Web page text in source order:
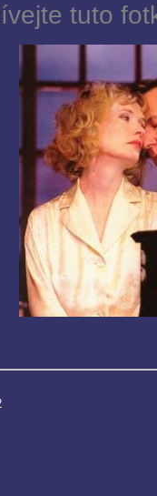
tuto